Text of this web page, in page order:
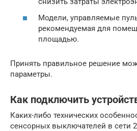
Модели, управляемые
рекомендуемая для
площадью.
Принять правильное решение
параметры.
Как подключить
Каких-либо технических
сенсорных выключателей в сети